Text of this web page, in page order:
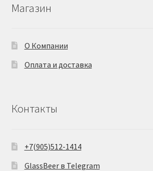
Магазин
О Компании
Оплата и доставка
Контакты
+7(905)512-1414
GlassBeer в Telegram